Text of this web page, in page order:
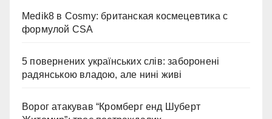
Medik8 в Cosmy: британская космецевтика с
формулой CSA
5 повернених українських слів: заборонені
радянською владою, але нині живі
Ворог атакував “Кромберг енд Шуберт